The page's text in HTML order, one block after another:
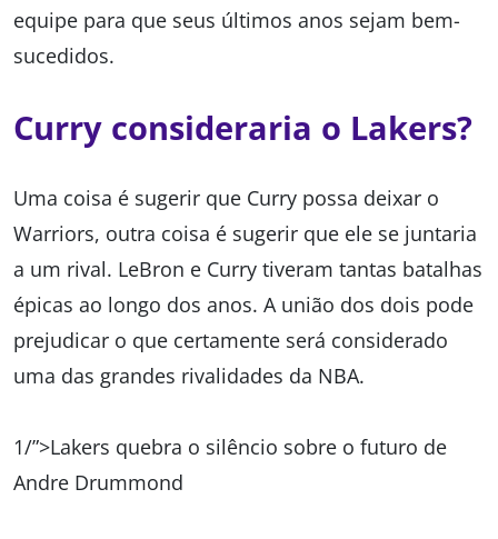
equipe para que seus últimos anos sejam bem-
sucedidos.
Curry consideraria o Lakers?
Uma coisa é sugerir que Curry possa deixar o
Warriors, outra coisa é sugerir que ele se juntaria
a um rival. LeBron e Curry tiveram tantas batalhas
épicas ao longo dos anos. A união dos dois pode
prejudicar o que certamente será considerado
uma das grandes rivalidades da NBA.
1/”>Lakers quebra o silêncio sobre o futuro de
Andre Drummond